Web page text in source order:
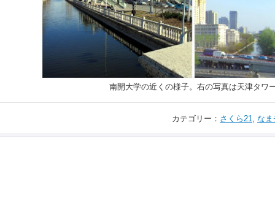
南開大学の近くの様子。右の写真は天津タワ
カテゴリー： さくら21, なま